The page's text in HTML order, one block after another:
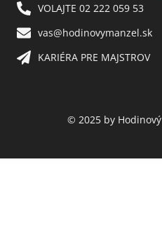
VOLAJTE 02 222 059 53​
vas@hodinovymanzel.sk​
KARIÉRA PRE MAJSTROV​
© 2025 by